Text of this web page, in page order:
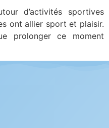
d’activités sportives
ont allier sport et plaisir.
prolonger ce moment